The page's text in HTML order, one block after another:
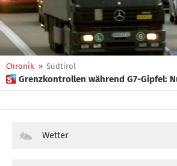
Chronik » Südtirol
 Grenzkontrollen während G7-Gipfel:
Wetter